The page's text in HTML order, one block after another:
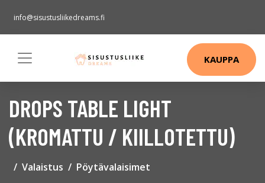
info@sisustusliikedreams.fi
KAUPPA
DROPS TABLE LIGHT
(KROMATTU / KIILLOTETTU)
Valaistus Pöytävalaisimet